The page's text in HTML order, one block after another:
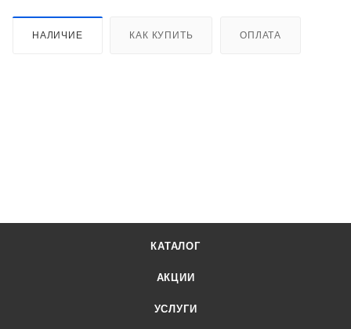
НАЛИЧИЕ КАК КУПИТЬ ОПЛАТА
КАТАЛОГ
АКЦИИ
УСЛУГИ